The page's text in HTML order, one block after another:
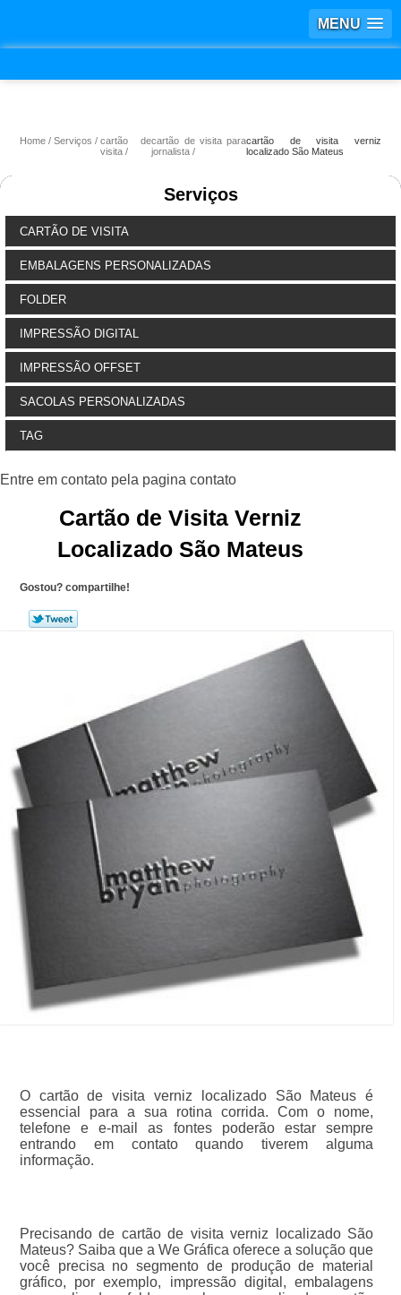
MENU
Home Serviços
cartão de
visita
cartão de visita para
jornalista
cartão de visita verniz
localizado São Mateus
Serviços
CARTÃO DE VISITA
EMBALAGENS PERSONALIZADAS
FOLDER
IMPRESSÃO DIGITAL
IMPRESSÃO OFFSET
SACOLAS PERSONALIZADAS
TAG
Cartão de Visita Verniz
Localizado São Mateus
Gostou? compartilhe!
O cartão de visita verniz localizado São Mateus é
essencial para a sua rotina corrida. Com o nome,
telefone e e-mail as fontes poderão estar sempre
entrando em contato quando tiverem alguma
informação.
Precisando de cartão de visita verniz localizado São
Mateus? Saiba que a We Gráfica oferece a solução que
você precisa no segmento de produção de material
gráfico, por exemplo, impressão digital, embalagens